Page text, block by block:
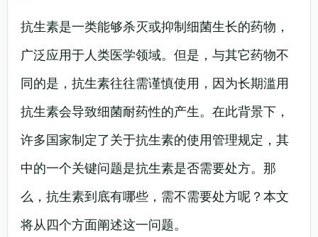
抗生素是一类能够杀灭或抑制细菌生长的药物，
广泛应用于人类医学领域。但是，与其它药物不
同的是，抗生素往往需谨慎使用，因为长期滥用
抗生素会导致细菌耐药性的产生。在此背景下，
许多国家制定了关于抗生素的使用管理规定，其
中的一个关键问题是抗生素是否需要处方。那
么，抗生素到底有哪些，需不需要处方呢？本文
将从四个方面阐述这一问题。